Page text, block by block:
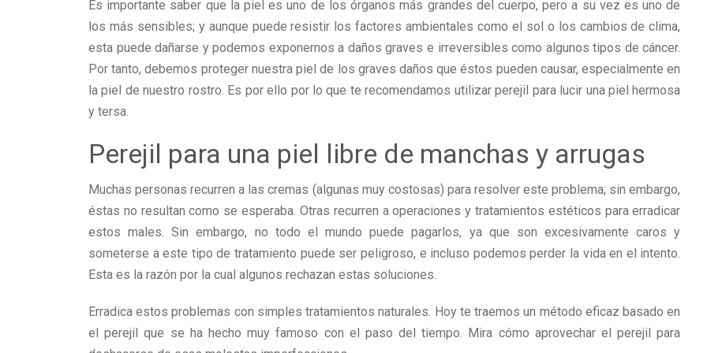
Es importante saber que la piel es uno de los órganos más grandes del cuerpo, pero a su vez es uno de
los más sensibles; y aunque puede resistir los factores ambientales como el sol o los cambios de clima,
esta puede dañarse y podemos exponernos a daños graves e irreversibles como algunos tipos de cáncer.
Por tanto, debemos proteger nuestra piel de los graves daños que éstos pueden causar, especialmente en
la piel de nuestro rostro. Es por ello por lo que te recomendamos utilizar perejil para lucir una piel hermosa
y tersa.
Perejil para una piel libre de manchas y arrugas
Muchas personas recurren a las cremas (algunas muy costosas) para resolver este problema; sin embargo,
éstas no resultan como se esperaba. Otras recurren a operaciones y tratamientos estéticos para erradicar
estos males. Sin embargo, no todo el mundo puede pagarlos, ya que son excesivamente caros y
someterse a este tipo de tratamiento puede ser peligroso, e incluso podemos perder la vida en el intento.
Esta es la razón por la cual algunos rechazan estas soluciones.
Erradica estos problemas con simples tratamientos naturales. Hoy te traemos un método eficaz basado en
el perejil que se ha hecho muy famoso con el paso del tiempo. Mira cómo aprovechar el perejil para